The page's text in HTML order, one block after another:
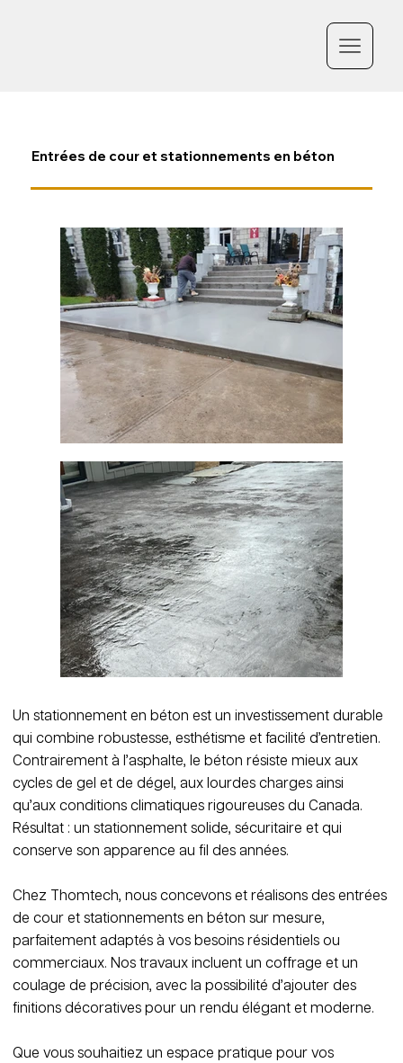
Entrées de cour et stationnements en béton
Un stationnement en béton est un investissement durable
qui combine robustesse, esthétisme et facilité d’entretien.
Contrairement à l’asphalte, le béton résiste mieux aux
cycles de gel et de dégel, aux lourdes charges ainsi
qu’aux conditions climatiques rigoureuses du Canada.
Résultat : un stationnement solide, sécuritaire et qui
conserve son apparence au fil des années.
Chez Thomtech, nous concevons et réalisons des entrées
de cour et stationnements en béton sur mesure,
parfaitement adaptés à vos besoins résidentiels ou
commerciaux. Nos travaux incluent un coffrage et un
coulage de précision, avec la possibilité d’ajouter des
finitions décoratives pour un rendu élégant et moderne.
Que vous souhaitiez un espace pratique pour vos